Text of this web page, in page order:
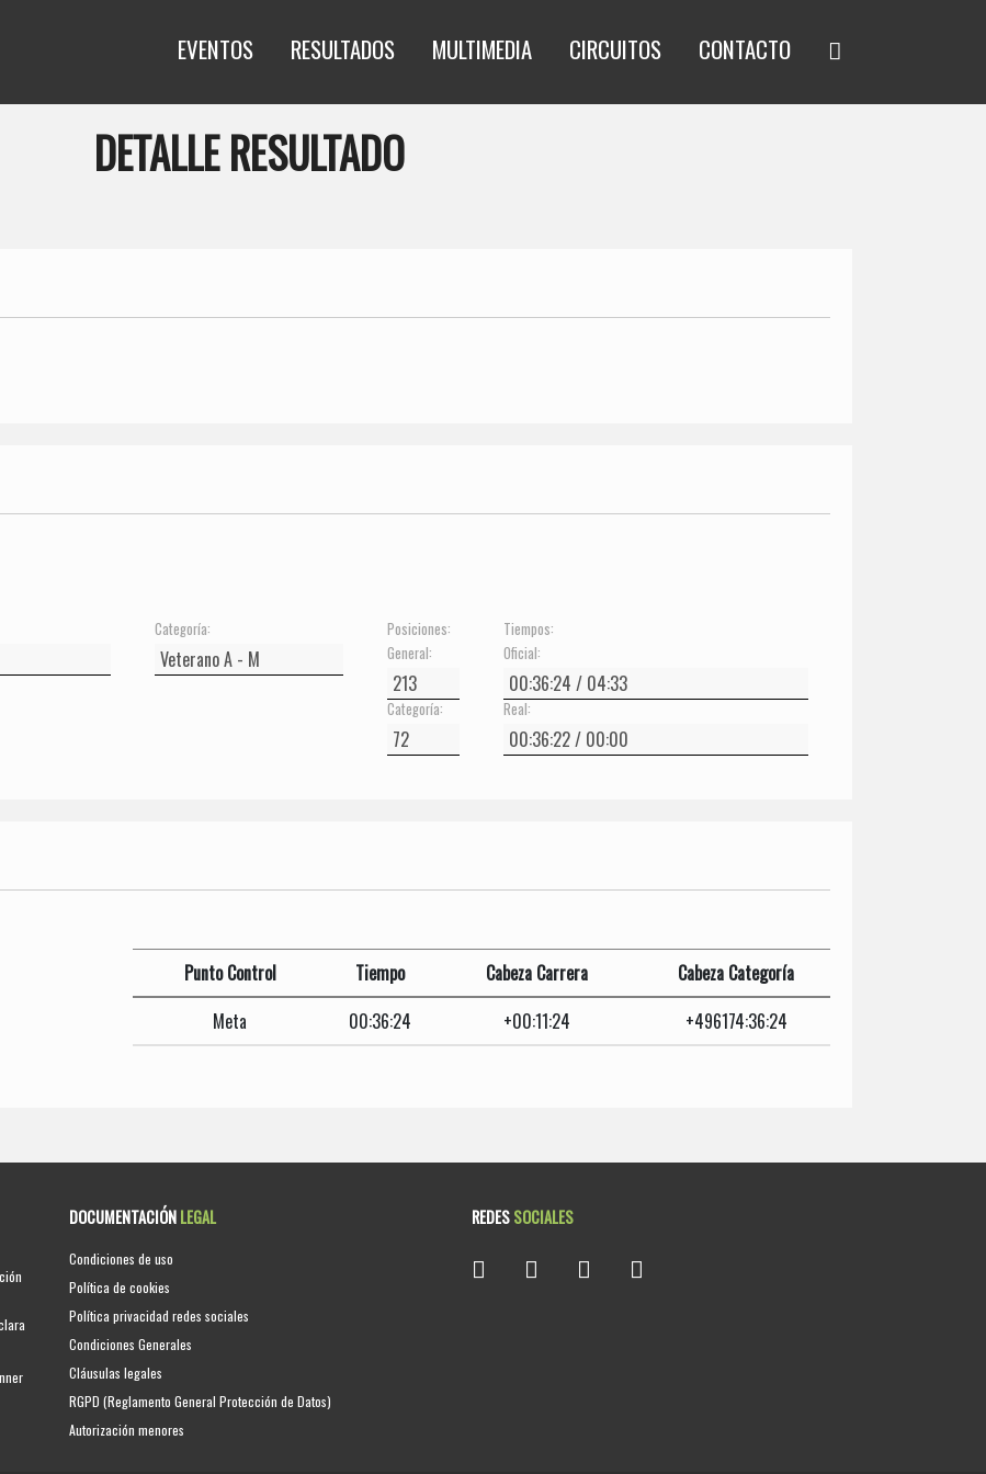
EVENTOS RESULTADOS MULTIMEDIA CIRCUITOS CONTACTO
DETALLE RESULTADO
Categoría:
Posiciones:
General:
Categoría:
Tiempos:
Oficial:
Real:
Punto Control Tiempo Cabeza Carrera
Cabeza Categoría
Meta
00:36:24 +00:11:24 +496174:36:24
DOCUMENTACIÓNLEGAL
Condiciones de uso
Política de cookies
Política privacidad redes sociales
Condiciones Generales
Cláusulas legales
RGPD (Reglamento General Protección de Datos)
Autorización menores
REDESSOCIALES